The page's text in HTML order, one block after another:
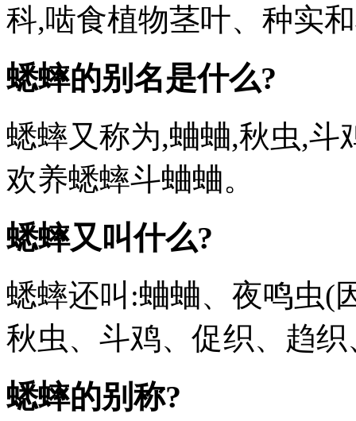
科,啮食植物茎叶、种实
蟋蟀的别名是什么?
蟋蟀又称为,蛐蛐,秋虫,斗
欢养蟋蟀斗蛐蛐。
蟋蟀又叫什么?
蟋蟀还叫:蛐蛐、夜鸣虫(
秋虫、斗鸡、促织、趋
蟋蟀的别称?